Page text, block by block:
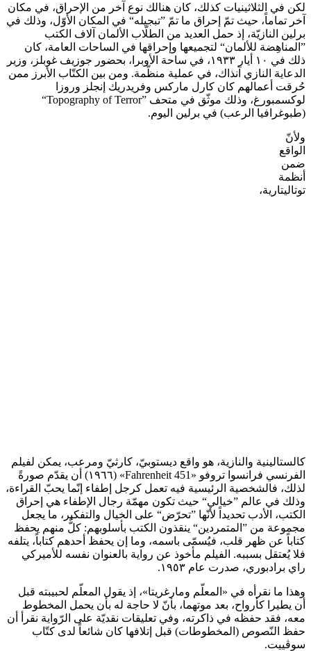
لكن في الثلاثينيات كذلك، كان هنالك نوع آخر من الإحراق، في مكان
آخر تماماً، حيث تمّ إحراق ما تمّ ”تبجيله“ في المكان الأوّل، وذلك في
برلين النازيّة، إذ حمل العديد من الطلّاب الألمان آلاف الكتب
”المناهِضة للألمان“ لتجميعها وإحراقها في الساحات العامة، كان
ذلك في ١٠ أيار ١٩٣٣، في ساحة الأوبرا، بحضور جوزيف غوبلز، وزير
الدعاية النازي آنذاك، في عملية منظّمة. ومن بين الكتّاب الأبرز ممن
حُرقت أعمالهم كان كارل ماركس وفريدريك إنجلز وروزا
لوكسمبورغ، وذلك موثّق في متحف ”Topography of Terror“
(طبوغرافيا الرعب) في برلين اليوم.
ولأنّ
الواقع
ضمن
أنظمة
توتاليتارية،
كالستالينية والنازية، هو واقع ديستوبيّ، كارثيّ ومرعب، يمكن لفيلم
الفرنسي فرانسوا تروفو «Fahrenheit 451» (١٩٦٦) أن يقدّم صورةً
لذلك، فالشخصية الرئيسية فيه تعمل كرجل إطفاء إنّما يحبّ القراءة،
وذلك في عالم ”خيالي“ حيث تكون مهمّة رجال الإطفاء هي إحراق
الكتب، الأدب تحديداً لأنّها ”تحرّض“ على الخيال والتفكير، ما يجعل
مجموعة من ”المتمردين“ ينقذون الكتب بأسلوبهم: كلٌّ منهم يحفظ
كتاباً عن ظهر قلب، فيُسمّى باسمه، وما إن يحفظ أحدهم كتاباً، يتلفه
فلا يُعتقل بسببه. الفيلم مأخوذ عن رواية بالعنوان نفسه للأميركي
راي برادبوري، صدرت عام ١٩٥٣.
وهذا ما نقرأه في «المعلّم ومارغريتا»، إذ يقول المعلّم لحبيبته قبل
أن يطيرا كأرواح، بعد موتهما، بأنّ لا حاجة له بأن يحمل المخطوط
معه، فقد حفظه في ذاكرته، وفي تعليقات نقديّة على الرّواية نقرأ أن
حفظ النّصوص (المخطوطات) قبل إتلافها كان شائعاً لدى كتّاب
سوڤييت.